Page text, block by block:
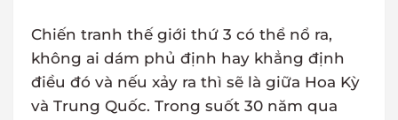
Chiến tranh thế giới thứ 3 có thể nổ ra,
không ai dám phủ định hay khẳng định
điều đó và nếu xảy ra thì sẽ là giữa Hoa Kỳ
và Trung Quốc. Trong suốt 30 năm qua